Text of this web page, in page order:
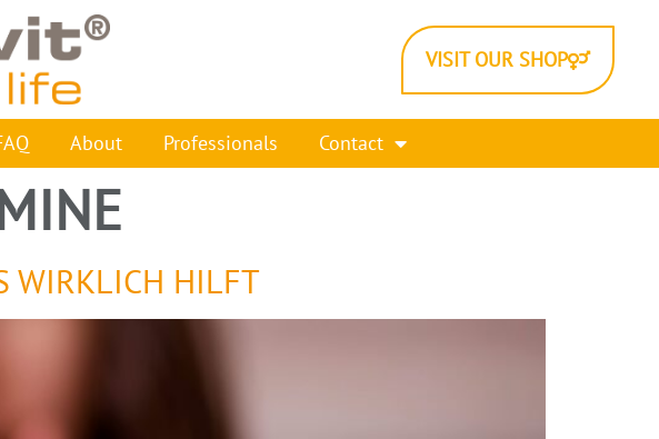
VISIT OUR SHOP
About Professionals Contact
WIRKLICH HILFT